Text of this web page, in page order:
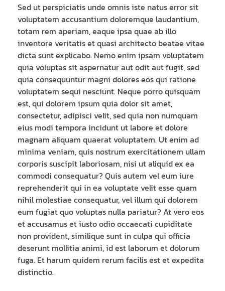
Sed ut perspiciatis unde omnis iste natus error sit
voluptatem accusantium doloremque laudantium,
totam rem aperiam, eaque ipsa quae ab illo
inventore veritatis et quasi architecto beatae vitae
dicta sunt explicabo. Nemo enim ipsam voluptatem
quia voluptas sit aspernatur aut odit aut fugit, sed
quia consequuntur magni dolores eos qui ratione
voluptatem sequi nesciunt. Neque porro quisquam
est, qui dolorem ipsum quia dolor sit amet,
consectetur, adipisci velit, sed quia non numquam
eius modi tempora incidunt ut labore et dolore
magnam aliquam quaerat voluptatem. Ut enim ad
minima veniam, quis nostrum exercitationem ullam
corporis suscipit laboriosam, nisi ut aliquid ex ea
commodi consequatur? Quis autem vel eum iure
reprehenderit qui in ea voluptate velit esse quam
nihil molestiae consequatur, vel illum qui dolorem
eum fugiat quo voluptas nulla pariatur? At vero eos
et accusamus et iusto odio occaecati cupiditate
non provident, similique sunt in culpa qui officia
deserunt mollitia animi, id est laborum et dolorum
fuga. Et harum quidem rerum facilis est et expedita
distinctio.